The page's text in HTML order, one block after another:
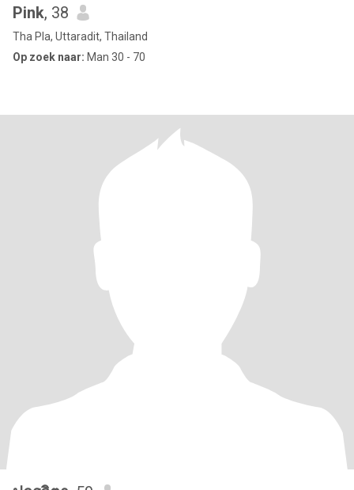
Pink, 38
Tha Pla, Uttaradit, Thailand
Op zoek naar: Man 30 - 70